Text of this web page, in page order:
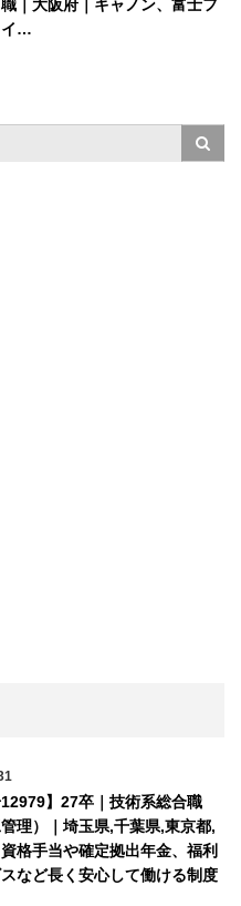
職｜大阪府｜キャノン、富士フ
イ…
12979】27卒｜技術系総合職
管理）｜埼玉県,千葉県,東京都,
格手当や確定拠出年金、福利
など長く安心して働ける制度